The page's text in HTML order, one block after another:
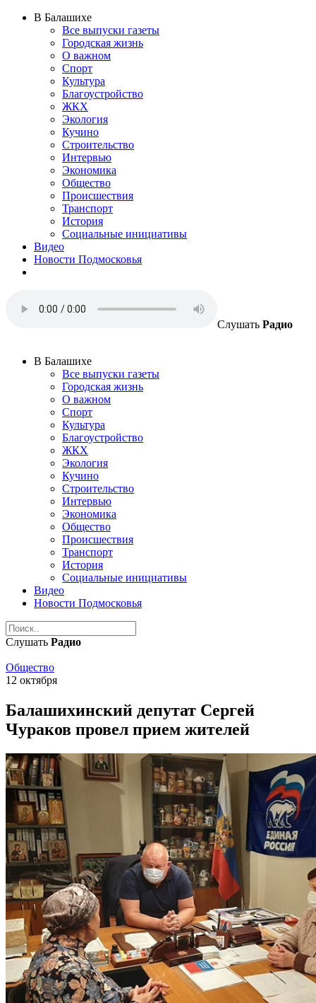
В Балашихе
Все выпуски газеты
Городская жизнь
О важном
Спорт
Культура
Благоустройство
ЖКХ
Экология
Кучино
Строительство
Интервью
Экономика
Общество
Происшествия
Транспорт
История
Социальные инициативы
Видео
Новости Подмосковья
Слушать Радио
В Балашихе
Все выпуски газеты
Городская жизнь
О важном
Спорт
Культура
Благоустройство
ЖКХ
Экология
Кучино
Строительство
Интервью
Экономика
Общество
Происшествия
Транспорт
История
Социальные инициативы
Видео
Новости Подмосковья
Слушать Радио
Общество
12 октября
Балашихинский депутат Сергей
Чураков провел прием жителей